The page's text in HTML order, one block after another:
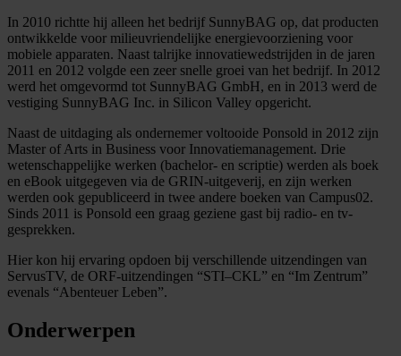
In 2010 richtte hij alleen het bedrijf SunnyBAG op, dat producten
ontwikkelde voor milieuvriendelijke energievoorziening voor
mobiele apparaten. Naast talrijke innovatiewedstrijden in de jaren
2011 en 2012 volgde een zeer snelle groei van het bedrijf. In 2012
werd het omgevormd tot SunnyBAG GmbH, en in 2013 werd de
vestiging SunnyBAG Inc. in Silicon Valley opgericht.
Naast de uitdaging als ondernemer voltooide Ponsold in 2012 zijn
Master of Arts in Business voor Innovatiemanagement. Drie
wetenschappelijke werken (bachelor- en scriptie) werden als boek
en eBook uitgegeven via de GRIN-uitgeverij, en zijn werken
werden ook gepubliceerd in twee andere boeken van Campus02.
Sinds 2011 is Ponsold een graag geziene gast bij radio- en tv-
gesprekken.
Hier kon hij ervaring opdoen bij verschillende uitzendingen van
ServusTV, de ORF-uitzendingen “STI–CKL” en “Im Zentrum”
evenals “Abenteuer Leben”.
Onderwerpen